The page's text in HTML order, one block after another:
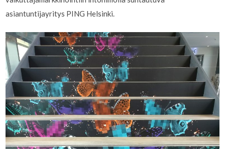
asiantuntijayritys PING Helsinki.